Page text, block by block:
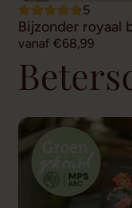
5
Bijzonder royaal
vanaf €68,99